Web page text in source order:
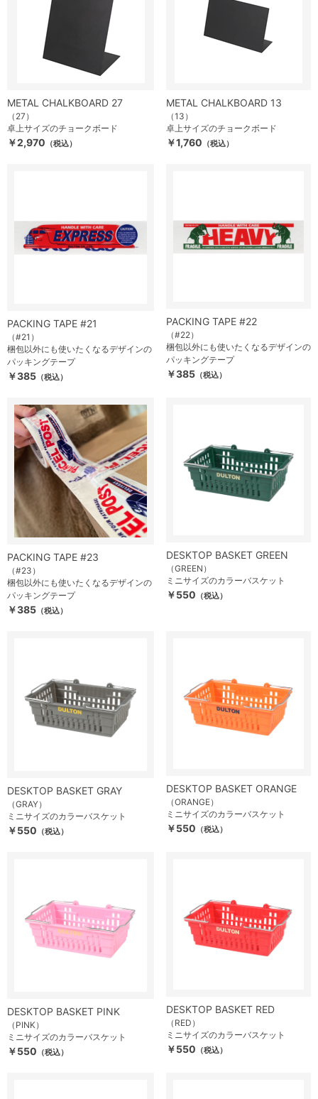
METAL CHALKBOARD 27
（27）
卓上サイズのチョークボード
￥2,970 （税込）
METAL CHALKBOARD 13
（13）
卓上サイズのチョークボード
￥1,760 （税込）
PACKING TAPE #21
（#21）
梱包以外にも使いたくなるデザインの
パッキングテープ
￥385 （税込）
PACKING TAPE #22
（#22）
梱包以外にも使いたくなるデザインの
パッキングテープ
￥385 （税込）
PACKING TAPE #23
（#23）
梱包以外にも使いたくなるデザインの
パッキングテープ
￥385 （税込）
DESKTOP BASKET GREEN
（GREEN）
ミニサイズのカラーバスケット
￥550 （税込）
DESKTOP BASKET GRAY
（GRAY）
ミニサイズのカラーバスケット
￥550 （税込）
DESKTOP BASKET ORANGE
（ORANGE）
ミニサイズのカラーバスケット
￥550 （税込）
DESKTOP BASKET PINK
（PINK）
ミニサイズのカラーバスケット
￥550 （税込）
DESKTOP BASKET RED
（RED）
ミニサイズのカラーバスケット
￥550 （税込）